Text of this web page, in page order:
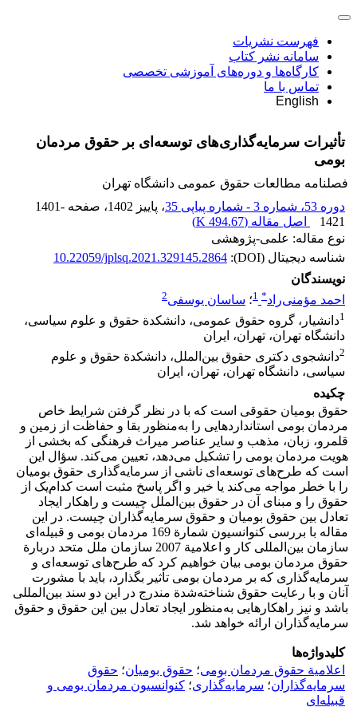
فهرست نشریات
سامانه نشر کتاب
کارگاه‌ها و دوره‌های آموزشی تخصصی
تماس با ما
English
تأثیرات سرمایه‌گذاری‌های توسعه‌ای بر حقوق مردمان
بومی
فصلنامه مطالعات حقوق عمومی دانشگاه تهران
دوره 53، شماره 3 - شماره پیاپی 35
، پاییز 1402 ، صفحه 1401-
1421
اصل مقاله (494.67 K
)
نوع مقاله: علمی-پژوهشی
شناسه دیجیتال (DOI):
10.22059/jplsq.2021.329145.2864
نویسندگان
احمد مؤمنی‌راد*
1؛ ساسان یوسفی2
1دانشیار، گروه حقوق عمومی، دانشکدة حقوق و علوم سیاسی،
دانشگاه تهران، تهران، ایران
2دانشجوی دکتری حقوق بین‌الملل، دانشکدة حقوق و علوم
سیاسی، دانشگاه تهران، تهران، ایران
چکیده
حقوق بومیان حقوقی است که با در نظر گرفتن شرایط خاص
مردمان بومی استانداردهایی را به‌منظور بقا و حفاظت از زمین و
قلمرو، زبان، مذهب و سایر عناصر میراث فرهنگی که بخشی از
هویت مردمان بومی را تشکیل می‌دهد، تعیین می‌کند. سؤال این
است که طرح‌های توسعه‌ای ناشی از سرمایه‌گذاری حقوق بومیان
را با خطر مواجه می‌کند یا خیر و اگر پاسخ مثبت است کدام‌یک از
حقوق را و مبنای آن در حقوق بین‌الملل چیست و راهکار ایجاد
تعادل بین حقوق بومیان و حقوق سرمایه‌گذاران چیست. در این
مقاله با بررسی کنوانسیون شمارة 169 مردمان بومی و قبیله‌ای
سازمان بین‌المللی کار و اعلامیة 2007 سازمان ملل متحد دربارة
حقوق مردمان بومی بیان خواهیم کرد که طرح‌های توسعه‌ای و
سرمایه‌گذاری که بر مردمان بومی تأثیر بگذارد، باید با مشورت
آنان و با رعایت حقوق شناخته‌شدة مندرج در این دو سند بین‌المللی
باشد و نیز راهکارهایی به‌منظور ایجاد تعادل بین این حقوق و حقوق
سرمایه‌گذاران ارائه خواهد شد.
کلیدواژه‌ها
اعلامیة حقوق مردمان بومی؛ حقوق بومیان؛ حقوق
سرمایه‌گذاران؛ سرمایه‌گذاری؛ کنوانسیون مردمان بومی و
قبیله‌ای